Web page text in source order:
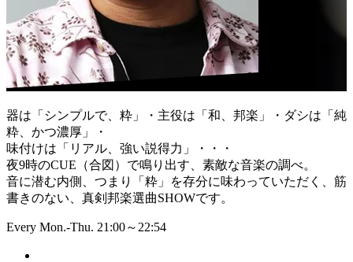
器は「シンプルで、粋」・主役は「和、邦楽」・ダシは「純
粋、かつ濃厚」・
味付けは「リアル、強い説得力」・・・
夜9時のCUE（合図）で鳴り出す、素敵な音楽の調べ。
音に潜む内側、つまり「粋」を存分に味わっていただく、筋
書きのない、真剣邦楽選曲SHOWです。
Every Mon.-Thu. 21:00～22:54